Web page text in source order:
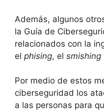
Además, algunos
la Guía de
relacionados con la
el phising, el smishing
Por medio de estos
ciberseguridad los
a las personas para